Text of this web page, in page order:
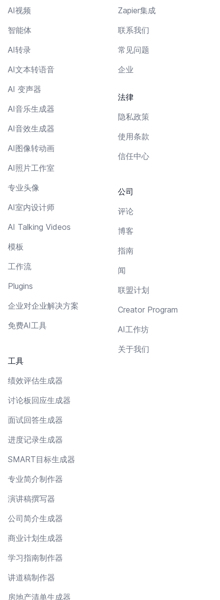
AI视频
智能体
AI转录
AI文本转语音
AI 变声器
AI音乐生成器
AI音效生成器
AI图像转动画
AI照片工作室
专业头像
AI室内设计师
AI Talking Videos
模板
工作流
Plugins
企业对企业解决方案
免费AI工具
工具
绩效评估生成器
讨论板回应生成器
面试回答生成器
进度记录生成器
SMART目标生成器
专业简介制作器
演讲稿撰写器
公司简介生成器
商业计划生成器
学习指南制作器
讲道稿制作器
房地产清单生成器
Zapier集成
联系我们
常见问题
企业
法律
隐私政策
使用条款
信任中心
公司
评论
博客
指南
闻
联盟计划
Creator Program
AI工作坊
关于我们